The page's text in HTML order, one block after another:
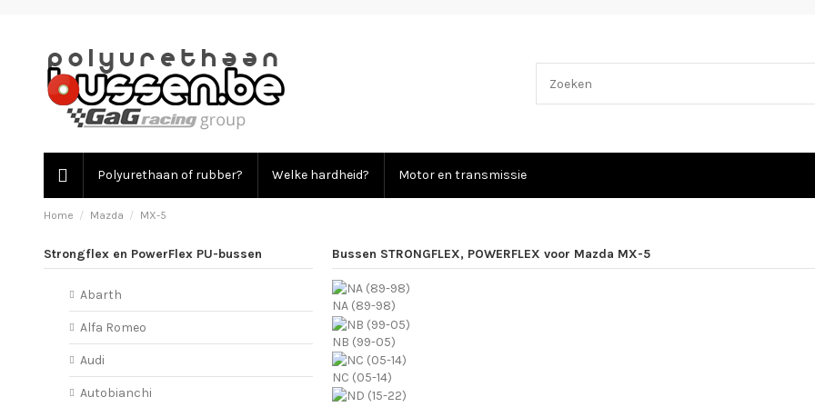
Polyurethaan of rubber? Welke hardheid? Motor en transmissie
Home Mazda MX-5
Bussen STRONGFLEX, POWERFLEX voor Mazda MX-5
NA (89-98)
NB (99-05)
NC (05-14)
Strongflex en PowerFlex PU-bussen
Abarth
Alfa Romeo
Audi
Autobianchi